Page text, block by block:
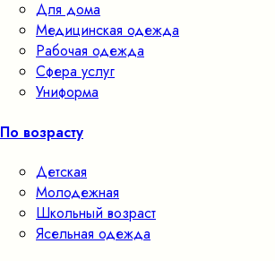
Для дома
Медицинская одежда
Рабочая одежда
Сфера услуг
Униформа
По возрасту
Детская
Молодежная
Школьный возраст
Ясельная одежда